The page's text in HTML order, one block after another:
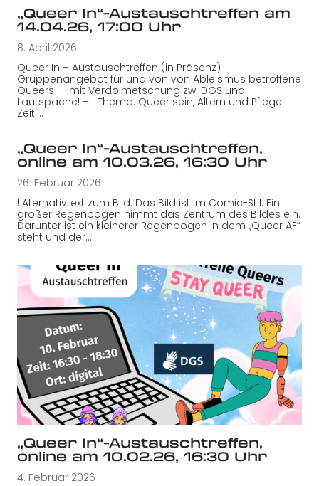
„Queer In“-Austauschtreffen am
14.04.26, 17:00 Uhr
8. April 2026
Queer In – Austauschtreffen (in Präsenz)
Gruppenangebot für und von von Ableismus betroffene
Queers – mit Verdolmetschung zw. DGS und
Lautspache! – Thema: Queer sein, Altern und Pflege
Zeit:…
„Queer In“-Austauschtreffen,
online am 10.03.26, 16:30 Uhr
26. Februar 2026
! Aternativtext zum Bild: Das Bild ist im Comic-Stil. Ein
großer Regenbogen nimmt das Zentrum des Bildes ein.
Darunter ist ein kleinerer Regenbogen in dem „Queer AF“
steht und der…
„Queer In“-Austauschtreffen,
online am 10.02.26, 16:30 Uhr
4. Februar 2026